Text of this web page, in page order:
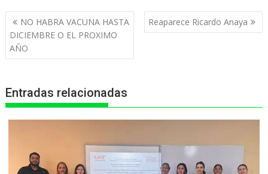
t
s
p
e
b
k
s
e
e
e
n
t
Navegación
de
entradas
NO HABRA VACUNA HASTA
DICIEMBRE O EL PROXIMO
AÑO
Reaparece Ricardo Anaya
Entradas relacionadas